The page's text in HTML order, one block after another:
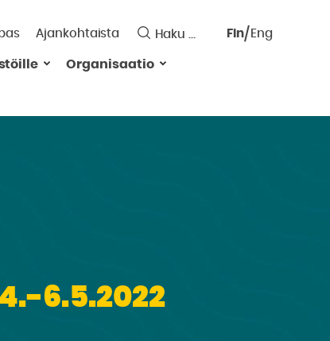
Ajankohtaista
kieli:
Fin Eng
Organisaatio
6.5.2022